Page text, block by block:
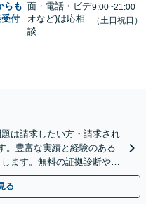
らも
付
面・電話・ビデ
オなど)は応相
談
9:00~21:00
（土日祝日）
は請求したい方・請求され
。豊富な実績と経験のある
ます。無料の証拠診断や着
相談ください。
る